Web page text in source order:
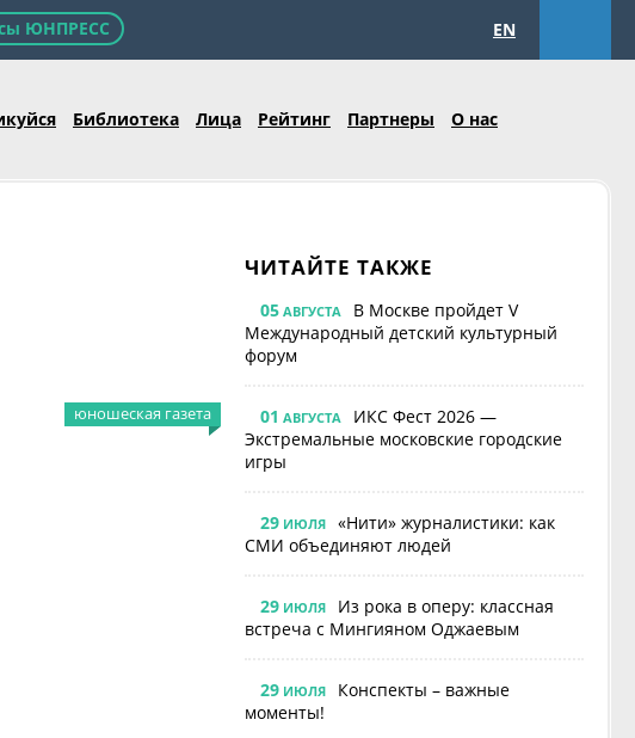
ЮНПРЕСС EN
Библиотека Лица Рейтинг Партнеры О нас
юношеская газета
ЧИТАЙТЕ ТАКЖЕ
05АВГУСТА
В Москве пройдет V
Международный детский культурный
форум
01 АВГУСТА
ИКС Фест 2026 —
Экстремальные московские городские
игры
29ИЮЛЯ
«Нити» журналистики: как
СМИ объединяют людей
29ИЮЛЯ
Из рока в оперу: классная
встреча с Мингияном Оджаевым
29ИЮЛЯ
Конспекты – важные
моменты!